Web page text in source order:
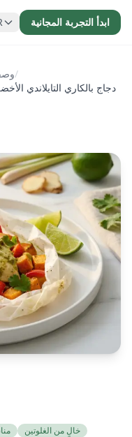
ابدأ التجربة المجانية
/
دجاج بالكاري التايلاندي
خالٍ من الغلوتين